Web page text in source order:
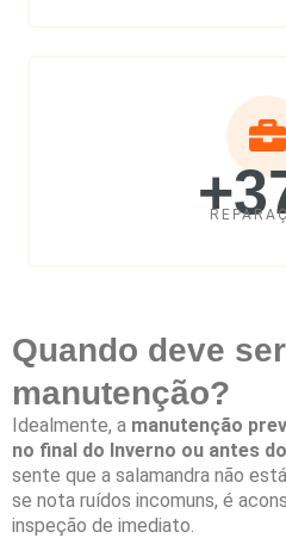
Quando deve
manutenção?
Idealmente, a manutenção
no final do Inverno ou antes
sente que a salamandra não
se nota ruídos incomuns, é
inspeção de imediato.